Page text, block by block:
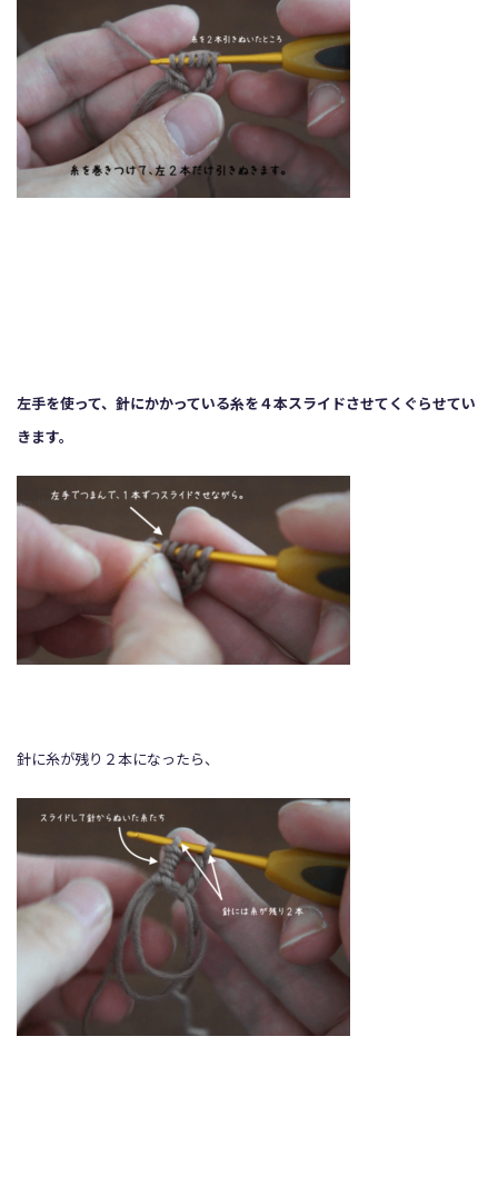
左手を使って、針にかかっている糸を４本スライドさせてくぐらせてい
きます。
針に糸が残り２本になったら、